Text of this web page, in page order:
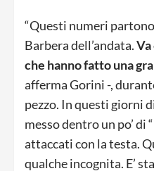
“Questi numeri
Barbera dell’andata.
che hanno fatto una
afferma Gorini -,
pezzo. In questi giorni
messo dentro un po’ di
attaccati con la testa.
qualche incognita. E’